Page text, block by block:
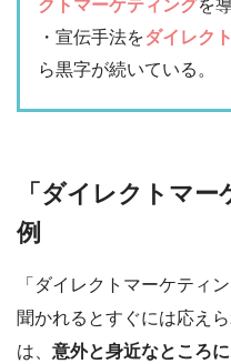
クトマーケティングを
・宣伝手法をダイレク
ら黒字が続いている。
「ダイレクトマ
例
「ダイレクトマーケティ
聞かれるとすぐには応え
は、 意外と身近なところ